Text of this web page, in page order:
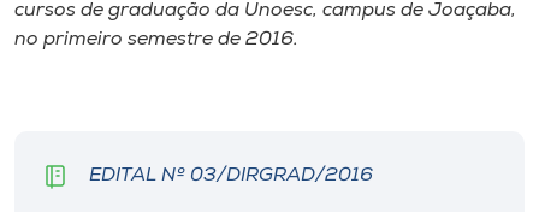
Cultura
Biblioteca
cursos de graduação da Unoesc, campus de Joaçaba,
no primeiro semestre de 2016.
EDITAL Nº 03/DIRGRAD/2016